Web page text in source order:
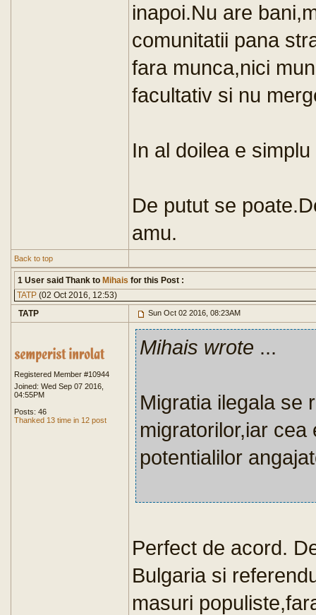
inapoi.Nu are
comunitatii pana
fara munca,nici
facultativ si nu
In al doilea e
De putut se
amu.
Back to top
1 User said Thank to Mihais for this Post :
TATP (02 Oct 2016, 12:53)
TATP
Sun Oct 02 2016, 08:23AM
Registered Member #10944
Joined: Wed Sep 07 2016,
04:55PM
Posts: 46
Thanked 13 time in 12 post
Mihais wrote ...
Migratia ilegala se
migratorilor,iar
potentialilor
Perfect de acord.
Bulgaria si
masuri